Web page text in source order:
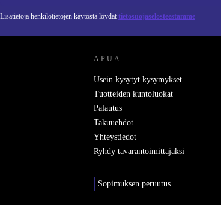
Lisätietoja henkilötietojen käytöstä löydät tietosuojaselosteestamme
RETHINK NEW.
APUA
Usein kysytyt kysymykset
Tuotteiden kuntoluokat
Palautus
Takuuehdot
Yhteystiedot
Ryhdy tavarantoimittajaksi
Sopimuksen peruutus